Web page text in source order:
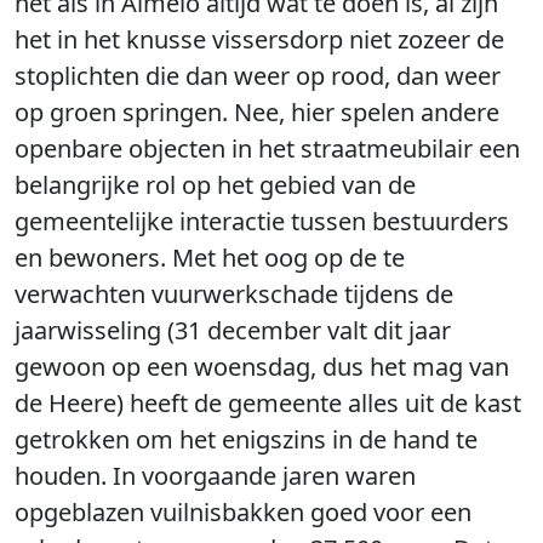
het in het knusse vissersdorp niet zozeer de
stoplichten die dan weer op rood, dan weer
op groen springen. Nee, hier spelen andere
openbare objecten in het straatmeubilair een
belangrijke rol op het gebied van de
gemeentelijke interactie tussen bestuurders
en bewoners. Met het oog op de te
verwachten vuurwerkschade tijdens de
jaarwisseling (31 december valt dit jaar
gewoon op een woensdag, dus het mag van
de Heere) heeft de gemeente alles uit de kast
getrokken om het enigszins in de hand te
houden. In voorgaande jaren waren
opgeblazen vuilnisbakken goed voor een